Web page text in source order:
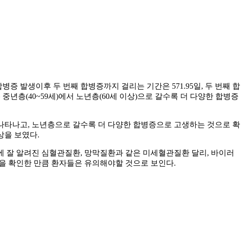
증 발생이후 두 번째 합병증까지 걸리는 기간은 571.95일, 두 번째 합
년층(40~59세)에서 노년층(60세 이상)으로 갈수록 더 다양한 합병증
나고, 노년층으로 갈수록 더 다양한 합병증으로 고생하는 것으로 확
을 보였다.
알려진 심혈관질환, 망막질환과 같은 미세혈관질환 달리, 바이러
확인한 만큼 환자들은 유의해야할 것으로 보인다.